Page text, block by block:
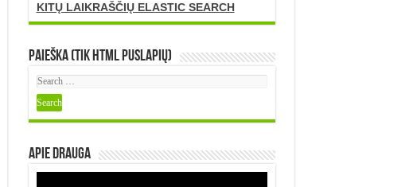
KITŲ LAIKRAŠČIŲ ELASTIC SEARCH
Paieška (tik HTML puslapių)
Apie DRAUGA